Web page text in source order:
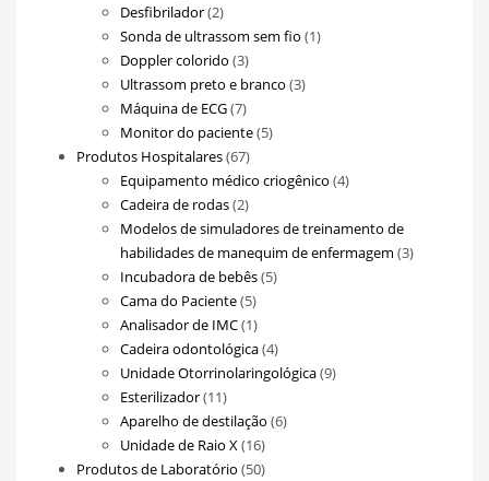
Desfibrilador 22
produtos
Sonda de ultrassom sem fio 11
Doppler colorido 33
produtos
Ultrassom preto e branco 33
Máquina de ECG 77
produtos
Monitor do paciente 55
Produtos Hospitalares 6767
produtos
Equipamento médico criogênico 44
Cadeira de rodas 22
produtos
Modelos de simuladores de treinamento de
habilidades de manequim de enfermagem 33
Incubadora de bebês 55
Cama do Paciente 55
produtos
Analisador de IMC 11
produto
Cadeira odontológica 44
produtos
Unidade Otorrinolaringológica 99
Esterilizador 1111
produtos
Aparelho de destilação 66
Unidade de Raio X 1616
produtos
Produtos de Laboratório 5050